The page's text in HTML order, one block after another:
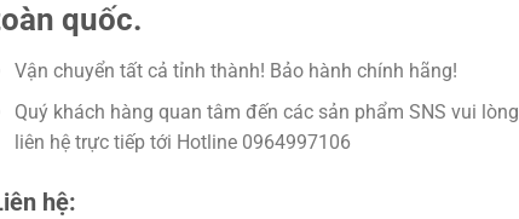
quốc.
Vận chuyển tất cả tỉnh thành! Bảo hành chính hãng!
Quý khách hàng quan tâm đến các sản phẩm SNS vui lòng
liên hệ trực tiếp tới Hotline 0964997106
hệ: